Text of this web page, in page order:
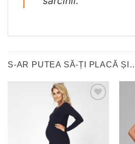
S-AR PUTEA SĂ-ȚI PLACĂ